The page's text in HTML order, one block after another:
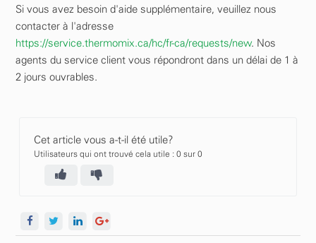
Si vous avez besoin d'aide supplémentaire, veuillez nous
contacter à l'adresse
https://service.thermomix.ca/hc/fr-ca/requests/new. Nos
agents du service client vous répondront dans un délai de 1 à
2 jours ouvrables.
Cet article vous a-t-il été utile?
Utilisateurs qui ont trouvé cela utile : 0 sur 0